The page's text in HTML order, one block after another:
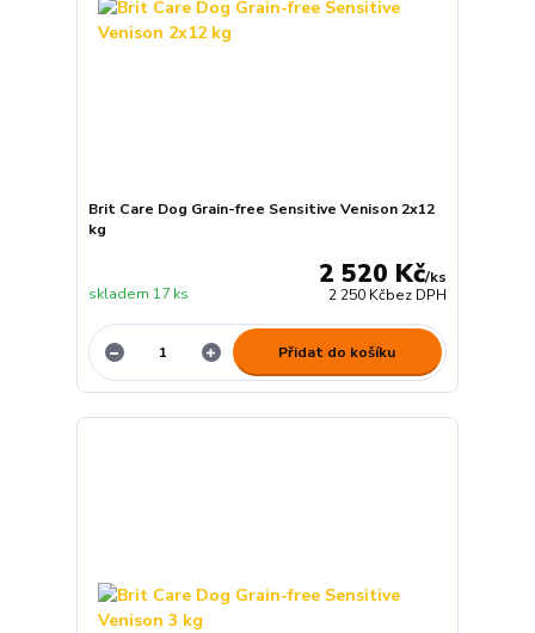
Brit Care Dog Grain-free Sensitive Venison 2x12
kg
2 520 Kč/ks
2 250 Kčbez DPH
skladem 17 ks
Přidat do košíku